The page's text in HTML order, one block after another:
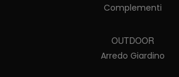
Complementi
OUTDOOR
Arredo Giardino